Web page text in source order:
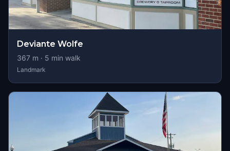
Deviante Wolfe
367 m · 5 min walk
Landmark